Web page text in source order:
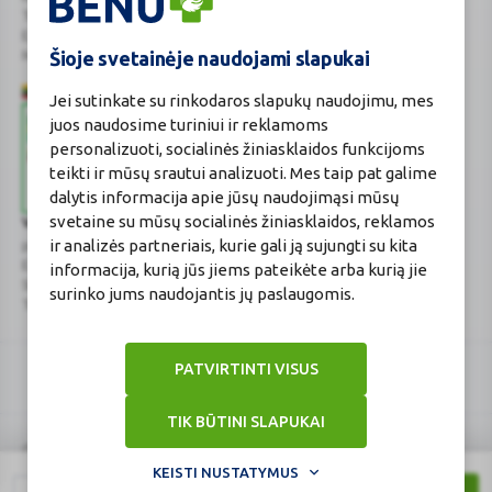
Šioje svetainėje naudojami slapukai
Jei sutinkate su rinkodaros slapukų naudojimu, mes
juos naudosime turiniui ir reklamoms
personalizuoti, socialinės žiniasklaidos funkcijoms
teikti ir mūsų srautui analizuoti. Mes taip pat galime
dalytis informacija apie jūsų naudojimąsi mūsų
svetaine su mūsų socialinės žiniasklaidos, reklamos
ir analizės partneriais, kurie gali ją sujungti su kita
informacija, kurią jūs jiems pateikėte arba kurią jie
surinko jums naudojantis jų paslaugomis.
TIK BŪTINI SLAPUKAI
PATVIRTINTI VISUS
KEISTI NUSTATYMUS
Tel. +370 37 225 522
Maisto tvarkymo subjektų registro numeris: 190004257
Valstybinė vaistų kontrolės tarnyba
prie Lietuvos Respublikos sveikatos apsaugos ministerijos
vvkt@vvkt.lt|www.vvkt.lt
Studentų g. 45A
Tel. +370 52 639264
© Visos teisės saugomos 2026 BENU